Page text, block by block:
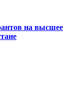
на высшее